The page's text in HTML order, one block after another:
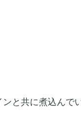
と共に煮込んで